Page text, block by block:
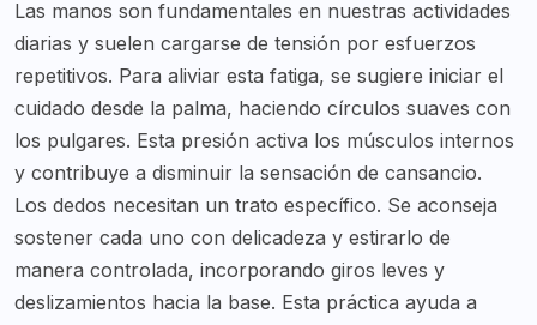
Las manos son fundamentales en nuestras actividades
diarias y suelen cargarse de tensión por esfuerzos
repetitivos. Para aliviar esta fatiga, se sugiere iniciar el
cuidado desde la palma, haciendo círculos suaves con
los pulgares. Esta presión activa los músculos internos
y contribuye a disminuir la sensación de cansancio.
Los dedos necesitan un trato específico. Se aconseja
sostener cada uno con delicadeza y estirarlo de
manera controlada, incorporando giros leves y
deslizamientos hacia la base. Esta práctica ayuda a